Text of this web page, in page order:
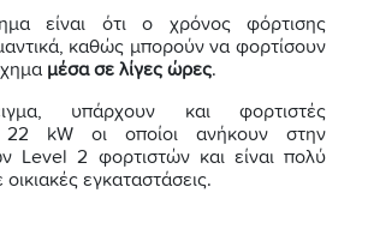
είναι ότι ο χρόνος φόρτισης
καθώς μπορούν να φορτίσουν
μέσα σε λίγες ώρες.
υπάρχουν και φορτιστές
22 kW οι οποίοι ανήκουν στην
Level 2 φορτιστών και είναι πολύ
εγκαταστάσεις.